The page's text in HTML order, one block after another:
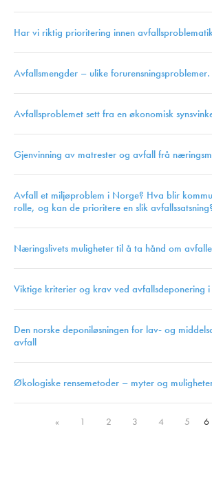
Har vi riktig prioritering innen
Avfallsmengder – ulike forurensningsproblemer.
Avfallsproblemet sett fra en økonomisk
Gjenvinning av matrester og avfall frå
Avfall et miljøproblem i Norge? Hva blir
rolle, og kan de prioritere en slik
Næringslivets muligheter til å ta hånd om
Viktige kriterier og krav ved avfallsdeponering i
Den norske deponiløsningen for lav- og
avfall
Økologiske rensemetoder – myter og
« 1 2 3 4 5 6